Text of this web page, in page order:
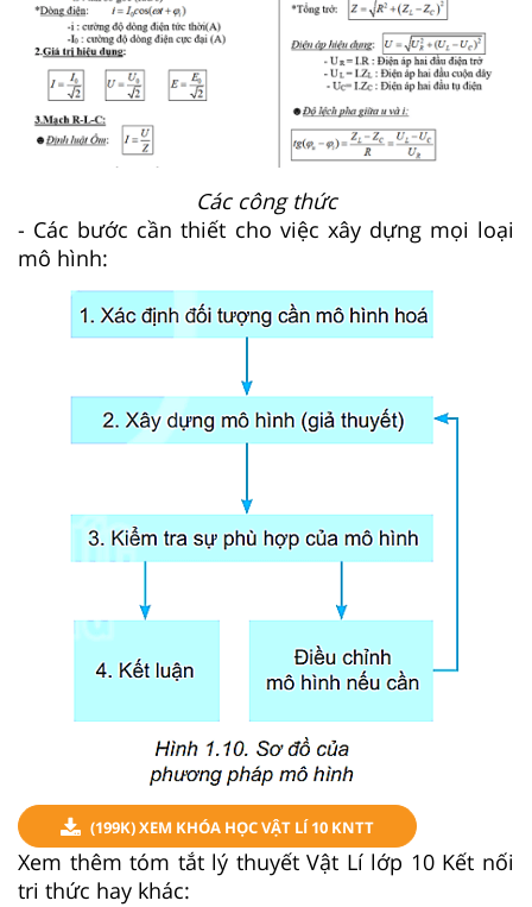
Các công thức
- Các bước cần thiết cho việc xây dựng mọi loại
mô hình:
(199K) XEM KHÓA HỌC VẬT LÍ 10 KNTT
Xem thêm tóm tắt lý thuyết Vật Lí lớp 10 Kết nối
tri thức hay khác: